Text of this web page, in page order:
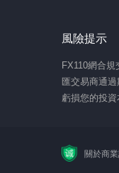
風險提示
FX110網合
匯交易商通
虧損您的投
關於商